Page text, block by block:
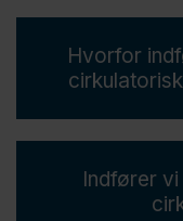
man donerer
konstateret,
konstateres
al
Hvorfor
død (DCD) vil
få mulighed
Indfører